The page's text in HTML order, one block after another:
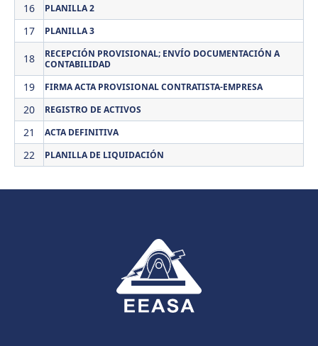
16 PLANILLA 2
17 PLANILLA 3
18
RECEPCIÓN PROVISIONAL; ENVÍO DOCUMENTACIÓN A
CONTABILIDAD
19 FIRMA ACTA PROVISIONAL CONTRATISTA-EMPRESA
20 REGISTRO DE ACTIVOS
21 ACTA DEFINITIVA
22 PLANILLA DE LIQUIDACIÓN